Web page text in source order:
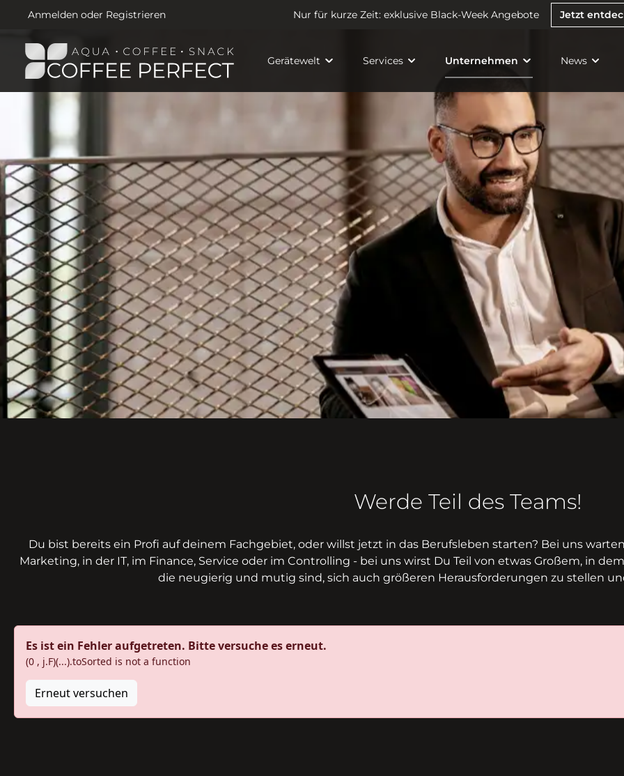
Anmelden oder Registrieren Nur für kurze Zeit: exklusive Black-Week Angebote Jetzt
Gerätewelt Services Unternehmen News
Werde Teil des Teams!
Du bist bereits ein Profi auf deinem Fachgebiet, oder willst jetzt in das Berufsleben starten? Bei uns
Marketing, in der IT, im Finance, Service oder im Controlling - bei uns wirst Du Teil von etwas Großem, in
die neugierig und mutig sind, sich auch größeren Herausforderungen zu stellen
Es ist ein Fehler aufgetreten. Bitte versuche es erneut.
(0 , j.F)(...).toSorted is not a function
Erneut versuchen